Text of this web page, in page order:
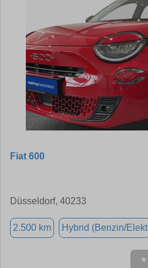
Fiat 600
Düsseldorf, 40233
2.500 km Hybrid (Benzin/Elekt
★